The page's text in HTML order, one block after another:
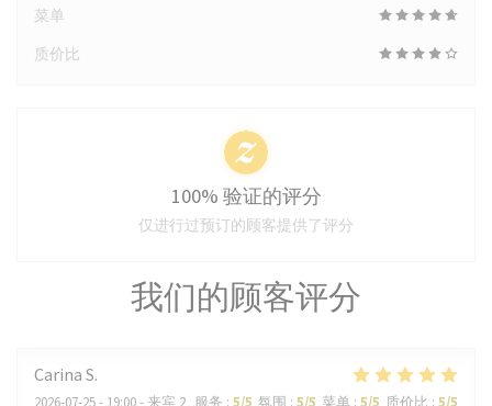
我们的顾客评分
Carina S
2026-07-25- 19:00 - 来宾 2 服务 : 5/5 氛围 : 5/5 菜单 : 5/5 质价比 : 5/5
菜单
质价比
100% 验证的评分
仅进行过预订的顾客提供了评分